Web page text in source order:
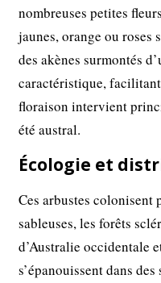
nombreuses petites
jaunes, orange ou roses
des akènes surmontés
caractéristique,
floraison intervient
été austral.
Écologie et
Ces arbustes colonisent
sableuses, les forêts
d’Australie occidentale
s’épanouissent dans